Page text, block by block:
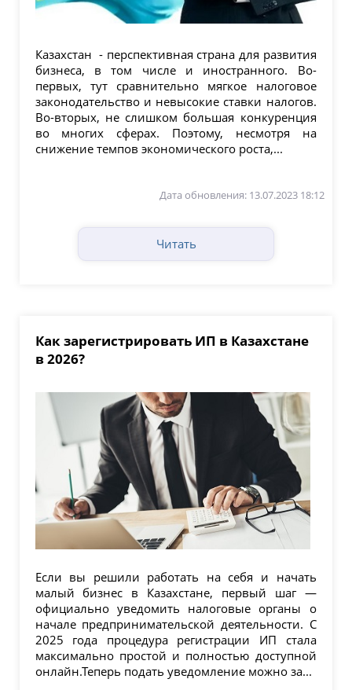
Казахстан - перспективная страна для развития
бизнеса, в том числе и иностранного. Во-
первых, тут сравнительно мягкое налоговое
законодательство и невысокие ставки налогов.
Во-вторых, не слишком большая конкуренция
во многих сферах. Поэтому, несмотря на
снижение темпов экономического роста,...
Дата обновления: 13.07.2023 18:12
Читать
Как зарегистрировать ИП в Казахстане
в 2026?
Если вы решили работать на себя и начать
малый бизнес в Казахстане, первый шаг —
официально уведомить налоговые органы о
начале предпринимательской деятельности. С
2025 года процедура регистрации ИП стала
максимально простой и полностью доступной
онлайн.Теперь подать уведомление можно за...